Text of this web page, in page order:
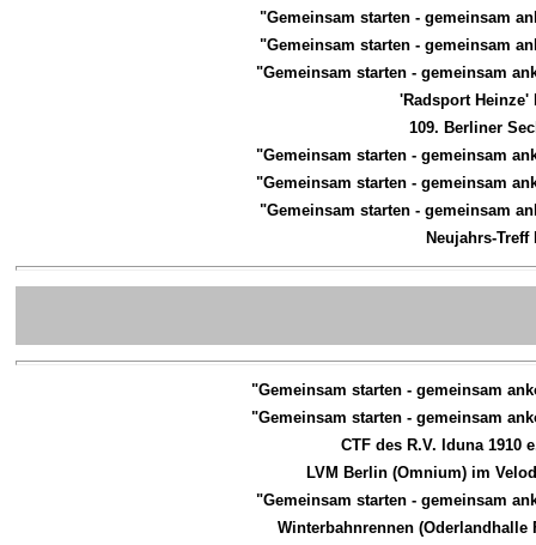
"Gemeinsam starten - gemeinsam
"Gemeinsam starten - gemeinsam
"Gemeinsam starten - gemeinsam
'Radsport Heinze'
109. Berliner
"Gemeinsam starten - gemeinsam
"Gemeinsam starten - gemeinsam
"Gemeinsam starten - gemeinsam
Neujahrs-
"Gemeinsam starten - gemeinsam
"Gemeinsam starten - gemeinsam
CTF des R.V. Iduna 1910
LVM Berlin (Omnium) im
"Gemeinsam starten - gemeinsam
Winterbahnrennen (Oderlandhalle